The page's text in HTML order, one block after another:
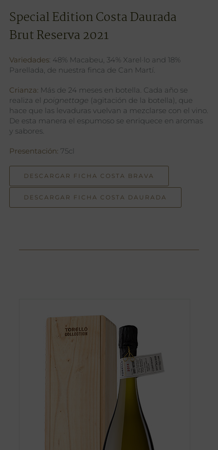
Special Edition Costa Daurada
Brut Reserva 2021
Variedades: 48% Macabeu, 34% Xarel·lo and 18%
Parellada, de nuestra finca de Can Martí.
Crianza: Más de 24 meses en botella. Cada año se
realiza el poignettage (agitación de la botella), que
hace que las levaduras vuelvan a mezclarse con el vino.
De esta manera el espumoso se enriquece en aromas
y sabores.
Presentación: 75cl
DESCARGAR FICHA COSTA BRAVA
DESCARGAR FICHA COSTA DAURADA